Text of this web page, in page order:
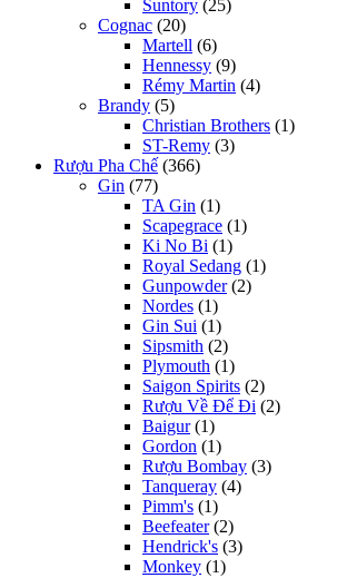
Suntory (25)
Cognac (20)
Martell (6)
Hennessy (9)
Rémy Martin (4)
Brandy (5)
Christian Brothers (1)
ST-Remy (3)
Rượu Pha Chế (366)
Gin (77)
TA Gin (1)
Scapegrace (1)
Ki No Bi (1)
Royal Sedang (1)
Gunpowder (2)
Nordes (1)
Gin Sui (1)
Sipsmith (2)
Plymouth (1)
Saigon Spirits (2)
Rượu Về Để Đi (2)
Baigur (1)
Gordon (1)
Rượu Bombay (3)
Tanqueray (4)
Pimm's (1)
Beefeater (2)
Hendrick's (3)
Monkey (1)